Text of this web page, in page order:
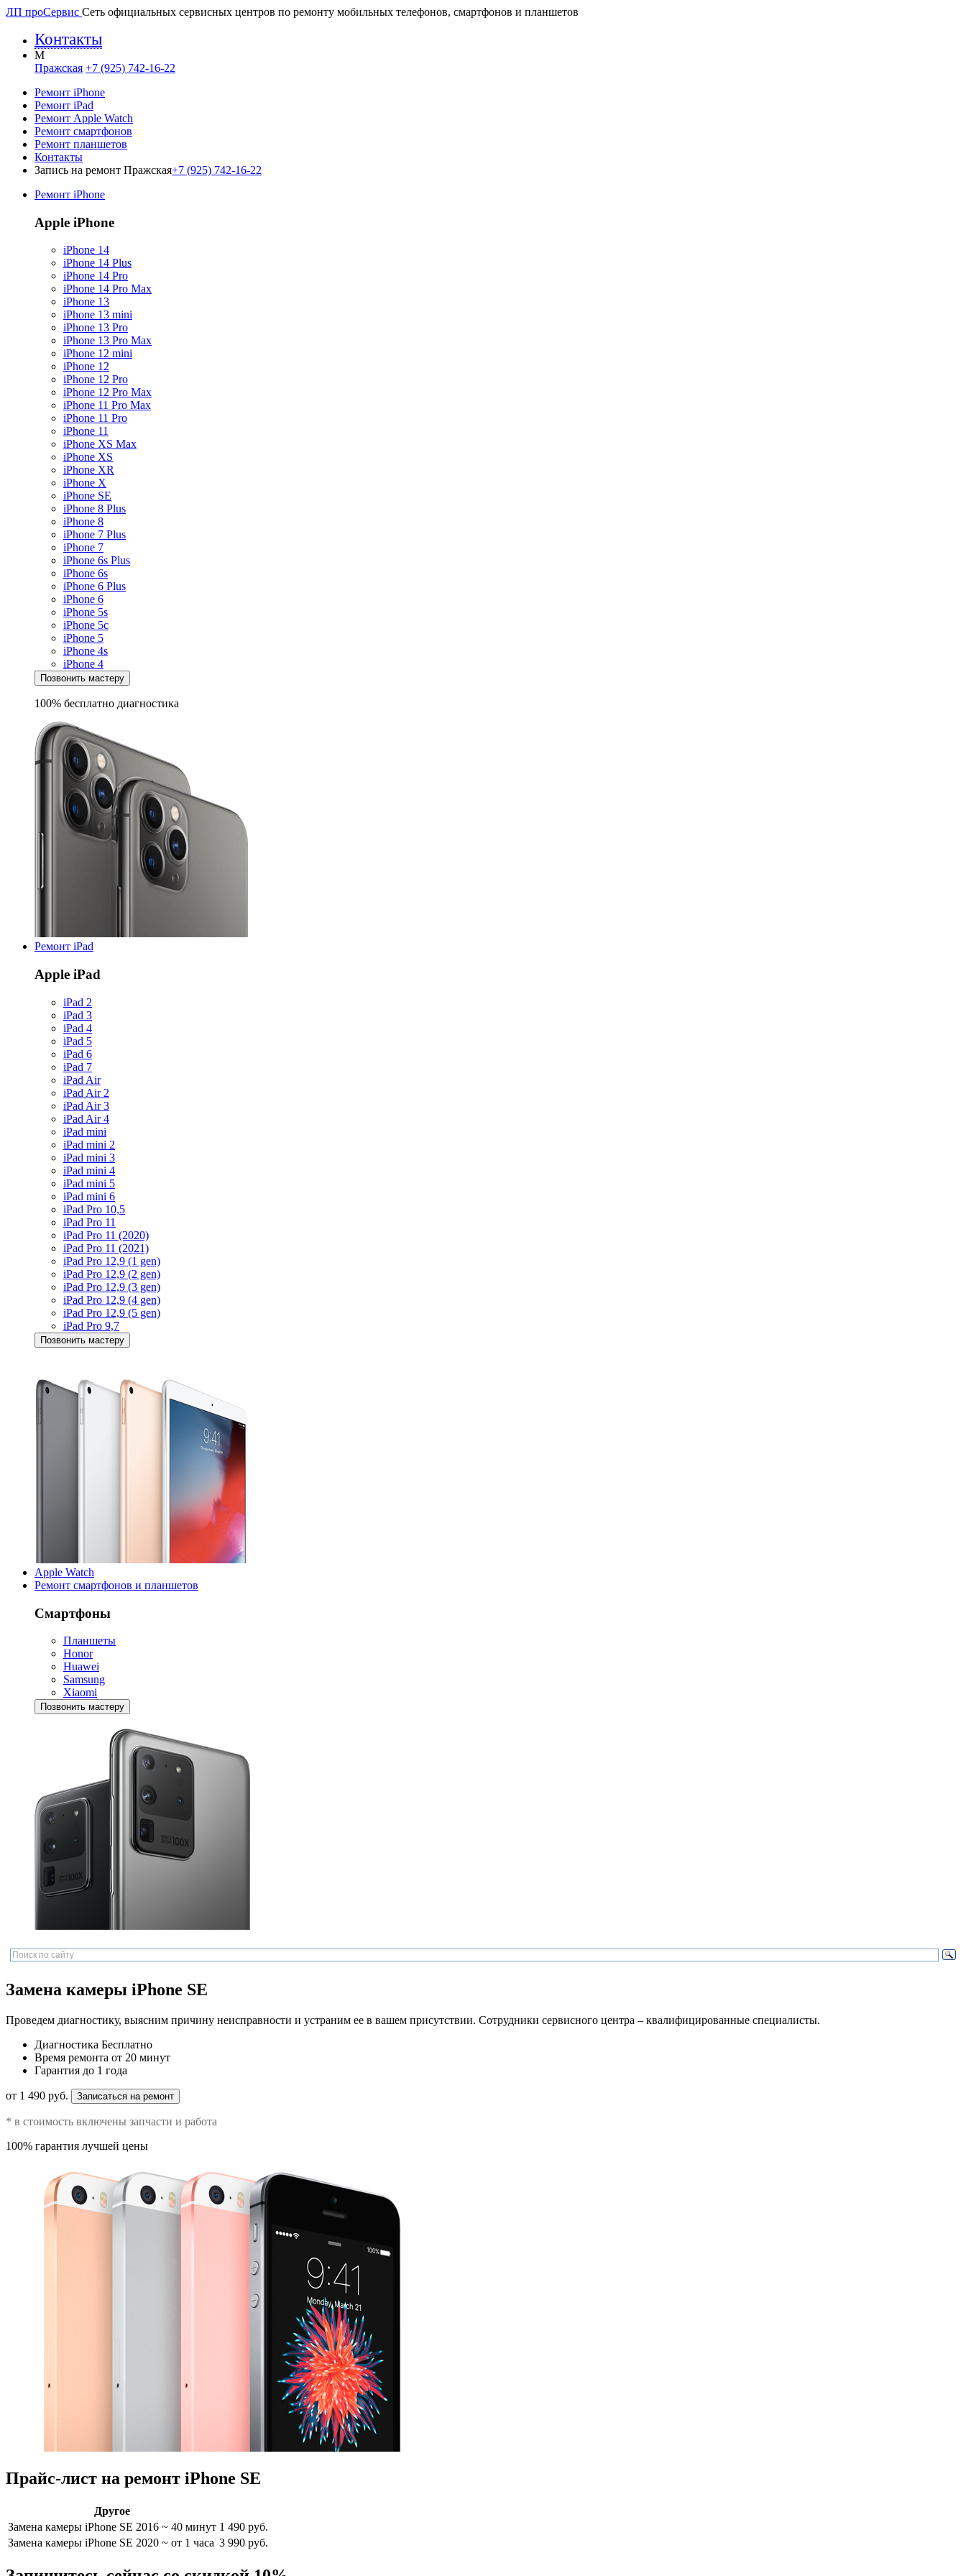
ЛП проСервис Сеть официальных сервисных центров по ремонту мобильных телефонов, смартфонов и планшетов
Контакты
M
Пражская +7 (925) 742-16-22
Ремонт iPhone
Ремонт iPad
Ремонт Apple Watch
Ремонт смартфонов
Ремонт планшетов
Контакты
Запись на ремонт Пражская+7 (925) 742-16-22
Ремонт iPhone
Apple iPhone
iPhone 14
iPhone 14 Plus
iPhone 14 Pro
iPhone 14 Pro Max
iPhone 13
iPhone 13 mini
iPhone 13 Pro
iPhone 13 Pro Max
iPhone 12 mini
iPhone 12
iPhone 12 Pro
iPhone 12 Pro Max
iPhone 11 Pro Max
iPhone 11 Pro
iPhone 11
iPhone XS Max
iPhone XS
iPhone XR
iPhone X
iPhone SE
iPhone 8 Plus
iPhone 8
iPhone 7 Plus
iPhone 7
iPhone 6s Plus
iPhone 6s
iPhone 6 Plus
iPhone 6
iPhone 5s
iPhone 5c
iPhone 5
iPhone 4s
iPhone 4
Позвонить мастеру
100% бесплатно диагностика
Ремонт iPad
Apple iPad
iPad 2
iPad 3
iPad 4
iPad 5
iPad 6
iPad 7
iPad Air
iPad Air 2
iPad Air 3
iPad Air 4
iPad mini
iPad mini 2
iPad mini 3
iPad mini 4
iPad mini 5
iPad mini 6
iPad Pro 10,5
iPad Pro 11
iPad Pro 11 (2020)
iPad Pro 11 (2021)
iPad Pro 12,9 (1 gen)
iPad Pro 12,9 (2 gen)
iPad Pro 12,9 (3 gen)
iPad Pro 12,9 (4 gen)
iPad Pro 12,9 (5 gen)
iPad Pro 9,7
Позвонить мастеру
Apple Watch
Ремонт смартфонов и планшетов
Смартфоны
Планшеты
Honor
Huawei
Samsung
Xiaomi
Позвонить мастеру
Замена камеры iPhone SE
Проведем диагностику, выясним причину неисправности и устраним ее в вашем присутствии. Сотрудники сервисного центра – квалифицированные специалисты.
Диагностика Бесплатно
Время ремонта от 20 минут
Гарантия до 1 года
от 1 490 руб. Записаться на ремонт
* в стоимость включены запчасти и работа
100% гарантия лучшей цены
Прайс-лист на ремонт iPhone SE
Другое
Замена камеры iPhone SE 2016 ~ 40 минут 1 490 руб.
Замена камеры iPhone SE 2020 ~ от 1 часа 3 990 руб.